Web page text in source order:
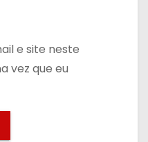
e site neste
vez que eu